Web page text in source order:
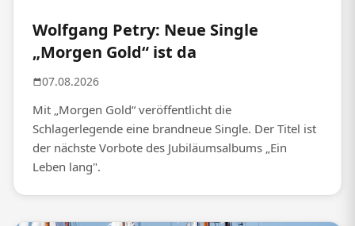
Wolfgang Petry: Neue Single
„Morgen Gold“ ist da
07.08.2026
Mit „Morgen Gold“ veröffentlicht die
Schlagerlegende eine brandneue Single. Der Titel ist
der nächste Vorbote des Jubiläumsalbums „Ein
Leben lang".